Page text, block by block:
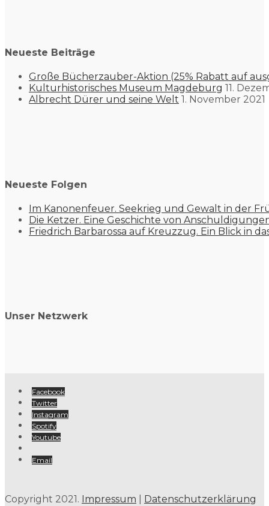
Neueste Beiträge
Große Bücherzauber-Aktion (25% Rabatt auf
Kulturhistorisches Museum Magdeburg 11.
Albrecht Dürer und seine Welt 1. November 2021
Neueste Folgen
Im Kanonenfeuer. Seekrieg und Gewalt in der
Die Ketzer. Eine Geschichte von
Friedrich Barbarossa auf Kreuzzug. Ein Blick in
Unser Netzwerk
Facebook
Twitter
Instagram
Spotify
Youtube
Email
Copyright 2021. Impressum Datenschutzerklärung